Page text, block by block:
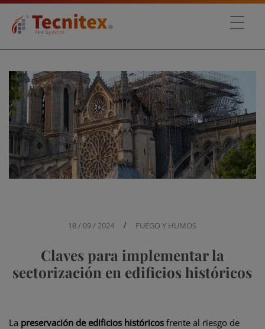
18 / 09 / 2024 / FUEGO Y HUMOS
Claves para implementar la
sectorización en edificios históricos
La preservación de edificios históricos frente al riesgo de